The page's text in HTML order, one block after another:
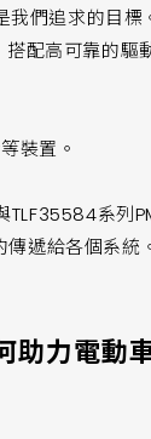
們追求的目標
配高可靠的驅
裝置。
TLF35584系
遞給各個系統
助力電動